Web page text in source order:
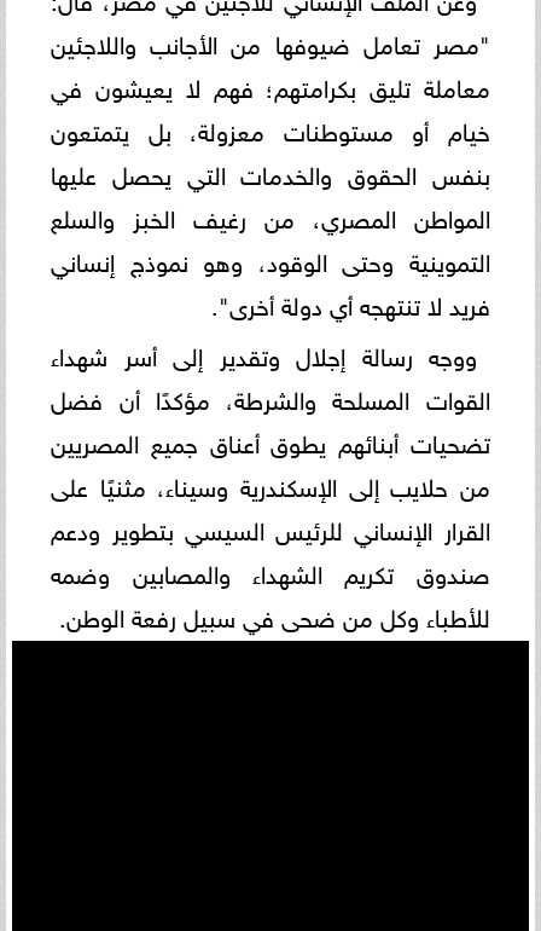
"مصر تعامل ضيوفها من الأجانب واللاجئين
معاملة تليق بكرامتهم؛ فهم لا يعيشون في
خيام أو مستوطنات معزولة، بل يتمتعون
بنفس الحقوق والخدمات التي يحصل عليها
المواطن المصري، من رغيف الخبز والسلع
التموينية وحتى الوقود، وهو نموذج إنساني
فريد لا تنتهجه أي دولة أخرى".
ووجه رسالة إجلال وتقدير إلى أسر شهداء
القوات المسلحة والشرطة، مؤكدًا أن فضل
تضحيات أبنائهم يطوق أعناق جميع المصريين
من حلايب إلى الإسكندرية وسيناء، مثنيًا على
القرار الإنساني للرئيس السيسي بتطوير ودعم
صندوق تكريم الشهداء والمصابين وضمه
للأطباء وكل من ضحى في سبيل رفعة الوطن.